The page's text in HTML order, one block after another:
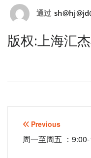
通过
版权:上海汇
文
章
Previous
周一至周五 ：